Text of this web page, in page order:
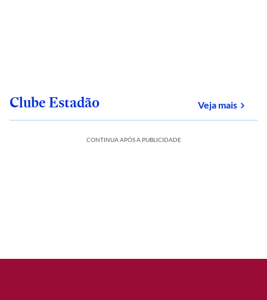
Clube Estadão Veja maissobre
CONTINUA APÓS A PUBLICIDADE